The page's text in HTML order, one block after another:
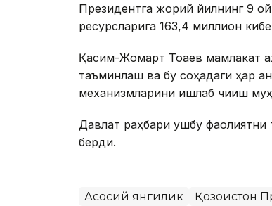
Президентга жорий йилнинг 9
ресурсларига 163,4 миллион
Қасим-Жомарт Тоқаев мамлакат
таъминлаш ва бу соҳадаги ҳар
механизмларини ишлаб чиқиш
Давлат раҳбари ушбу фаолиятни
берди.
Асосий янгилик Қозоғистон